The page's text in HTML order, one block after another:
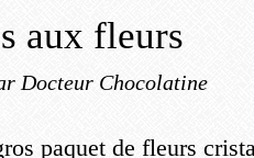
aux fleurs
Docteur Chocolatine
paquet de fleurs